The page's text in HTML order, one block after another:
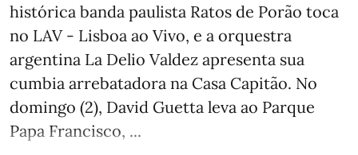
histórica banda paulista Ratos de Porão toca
no LAV - Lisboa ao Vivo, e a orquestra
argentina La Delio Valdez apresenta sua
cumbia arrebatadora na Casa Capitão. No
domingo (2), David Guetta leva ao Parque
Papa Francisco, ...